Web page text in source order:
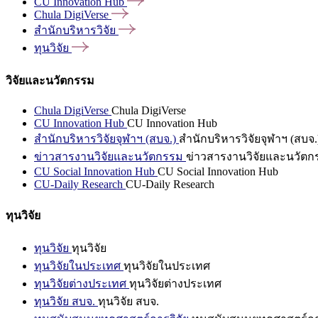
Chula DigiVerse
สำนักบริหารวิจัย
ทุนวิจัย
วิจัยและนวัตกรรม
Chula DigiVerse Chula DigiVerse
CU Innovation Hub CU Innovation Hub
สำนักบริหารวิจัยจุฬาฯ (สบจ.) สำนักบริหารวิจัยจุฬาฯ (สบจ
ข่าวสารงานวิจัยและนวัตกรรม ข่าวสารงานวิจัยและนวัตก
CU Social Innovation Hub CU Social Innovation Hub
CU-Daily Research CU-Daily Research
ทุนวิจัย
ทุนวิจัย ทุนวิจัย
ทุนวิจัยในประเทศ ทุนวิจัยในประเทศ
ทุนวิจัยต่างประเทศ ทุนวิจัยต่างประเทศ
ทุนวิจัย สบจ. ทุนวิจัย สบจ.